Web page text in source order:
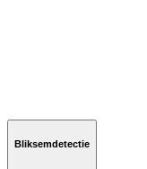
Bliksemdetectie